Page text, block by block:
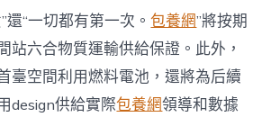
還“一切都有第一次。包養網”將按期
站六合物質運輸供給保證。此外，
臺空間利用燃料電池，還將為后續
design供給實際包養網領導和數據